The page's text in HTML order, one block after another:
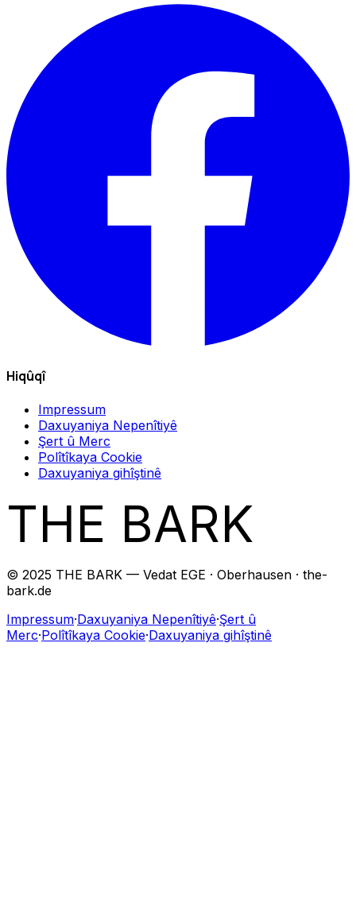
Hiqûqî
Impressum
Daxuyaniya Nepenîtiyê
Şert û Merc
Polîtîkaya Cookie
Daxuyaniya gihîştinê
THE BARK
© 2025 THE BARK — Vedat EGE · Oberhausen · the-
bark.de
Impressum·Daxuyaniya Nepenîtiyê·Şert û
Merc·Polîtîkaya Cookie·Daxuyaniya gihîştinê